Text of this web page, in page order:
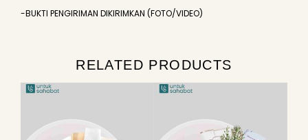
-BUKTI PENGIRIMAN DIKIRIMKAN (FOTO/VIDEO)
RELATED PRODUCTS